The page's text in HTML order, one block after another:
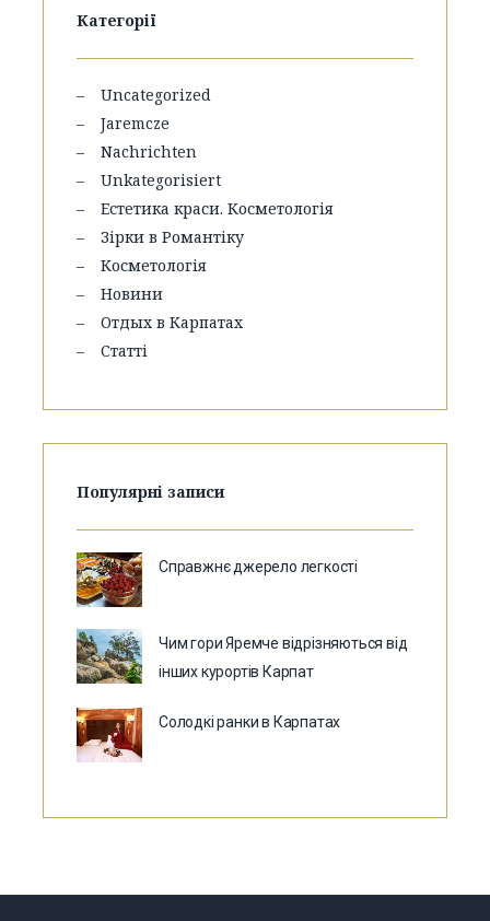
Категорії
Uncategorized
Jaremcze
Nachrichten
Unkategorisiert
Естетика краси. Косметологія
Зірки в Романтіку
Косметологія
Новини
Отдых в Карпатах
Статті
Популярні записи
Справжнє джерело легкості
Чим гори Яремче відрізняються від
інших курортів Карпат
Солодкі ранки в Карпатах